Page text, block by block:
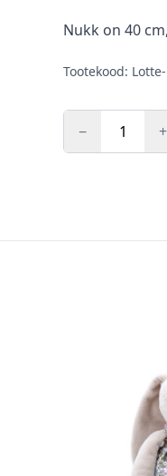
Nukk on 40
Tootekood:
− +